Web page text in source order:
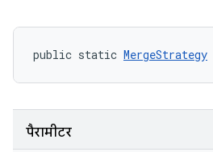
public static MergeStrategy
पैरामीटर